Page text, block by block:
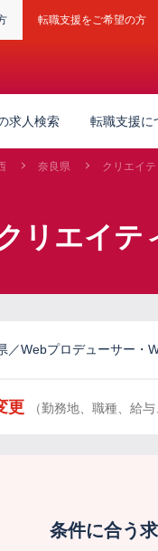
転職支援をご希望の方
求人検索 転職支援に
奈良県 クリエイ
リエイ
／Webプロデューサー・
更 （勤務地、職種、給
条件に合う